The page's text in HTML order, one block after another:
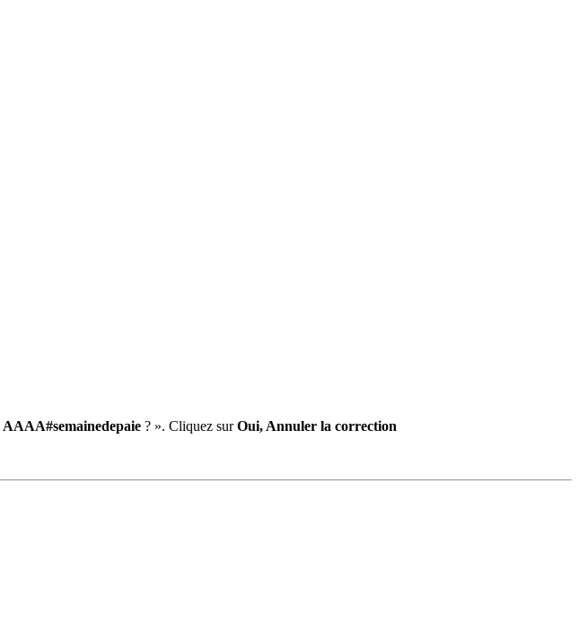
AAAA#semainedepaie ? ». Cliquez surOui, Annuler la correction